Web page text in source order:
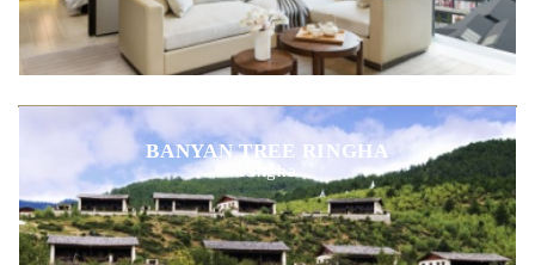
BANYAN TREE RINGHA
Ringha